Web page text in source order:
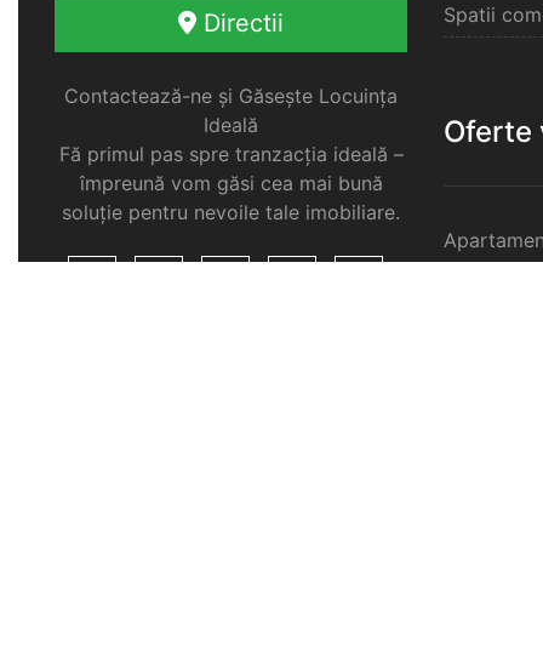
Directii
Contactează-ne și Găsește Locuința
Ideală
Fă primul pas spre tranzacția ideală –
împreună vom găsi cea mai bună
soluție pentru nevoile tale imobiliare.
Spatii
Oferte